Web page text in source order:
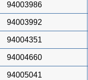
94003986
94003992
94004351
94004660
94005041